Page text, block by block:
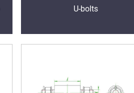
U-bolts